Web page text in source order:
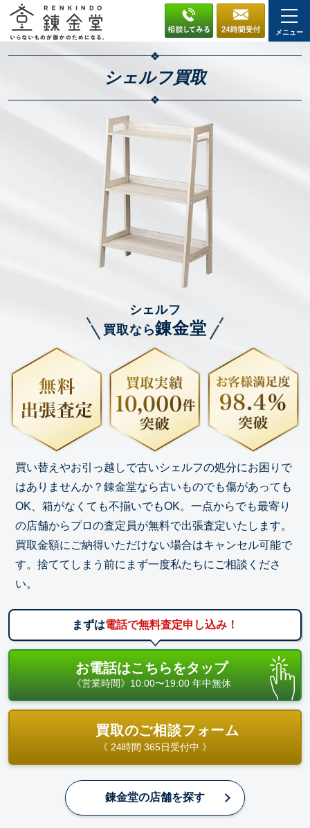
メニュー
シェルフ買取
シェルフ
買取なら錬金堂
買い替えやお引っ越しで古いシェルフの処分にお困りで
はありませんか？錬金堂なら古いものでも傷があっても
OK、箱がなくても不揃いでもOK。一点からでも最寄り
の店舗からプロの査定員が無料で出張査定いたします。
買取金額にご納得いただけない場合はキャンセル可能で
す。捨ててしまう前にまず一度私たちにご相談くださ
い。
まずは電話で無料査定申し込み！
お電話はこちらをタップ
《営業時間》10:00〜19:00 年中無休
買取のご相談フォーム
《 24時間 365日受付中 》
錬金堂の店舗を探す